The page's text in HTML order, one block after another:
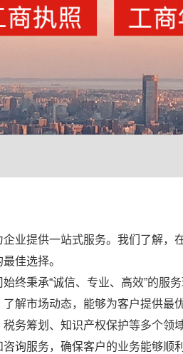
业提供一站式服务。我们了解
佳选择。
终秉承“诚信、专业、高效”的
解市场动态，能够为客户提供最
务筹划、知识产权保护等多个
询服务，确保客户的业务能够顺利